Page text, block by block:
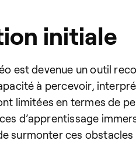
initiale
est devenue un outil
à percevoir,
limitées en termes de
d’apprentissage
surmonter ces